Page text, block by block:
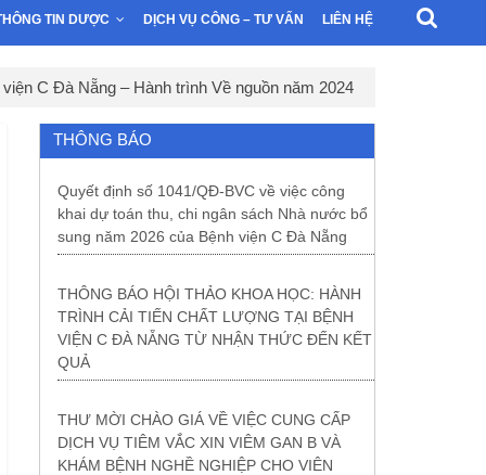
TIN DƯỢC DỊCH VỤ CÔNG – TƯ VẤN LIÊN HỆ
C Đà Nẵng – Hành trình Về nguồn năm 2024
THÔNG BÁO
Quyết định số 1041/QĐ-BVC về việc công
khai dự toán thu, chi ngân sách Nhà nước bổ
sung năm 2026 của Bệnh viện C Đà Nẵng
THÔNG BÁO HỘI THẢO KHOA HỌC: HÀNH
TRÌNH CẢI TIẾN CHẤT LƯỢNG TẠI BỆNH
VIỆN C ĐÀ NẴNG TỪ NHẬN THỨC ĐẾN KẾT
QUẢ
THƯ MỜI CHÀO GIÁ VỀ VIỆC CUNG CẤP
DỊCH VỤ TIÊM VẮC XIN VIÊM GAN B VÀ
KHÁM BỆNH NGHỀ NGHIỆP CHO VIÊN